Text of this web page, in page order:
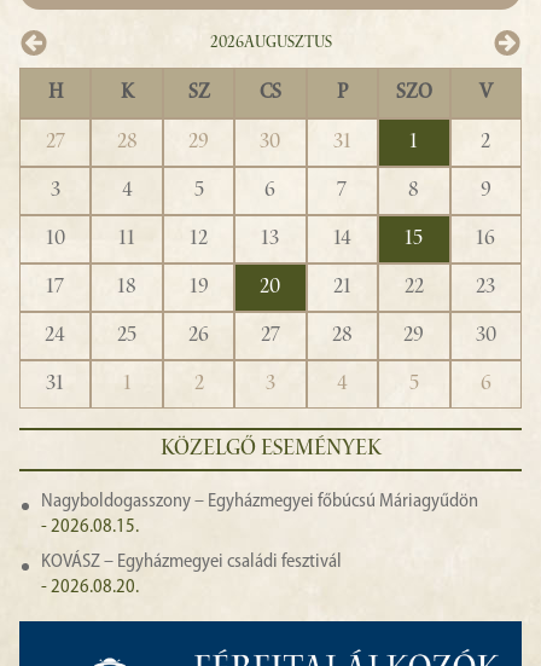
2026Augusztus
H K SZ CS P SZO V
27 28 29 30 31 1
2
3
4 5 6 7 8
9
10
11 12 13 14 15
16
17
18 19 20 21 22
23
24
25 26 27 28 29
30
31
1 2 3 4 5 6
KÖZELGŐ ESEMÉNYEK
Nagyboldogasszony – Egyházmegyei főbúcsú Máriagyűdön
- 2026.08.15.
KOVÁSZ – Egyházmegyei családi fesztivál
- 2026.08.20.